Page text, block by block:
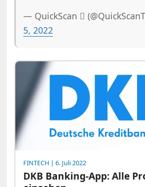
— QuickScan 
5, 2022
FINTECH | 6. Juli 2022
DKB Banking-App: Alle